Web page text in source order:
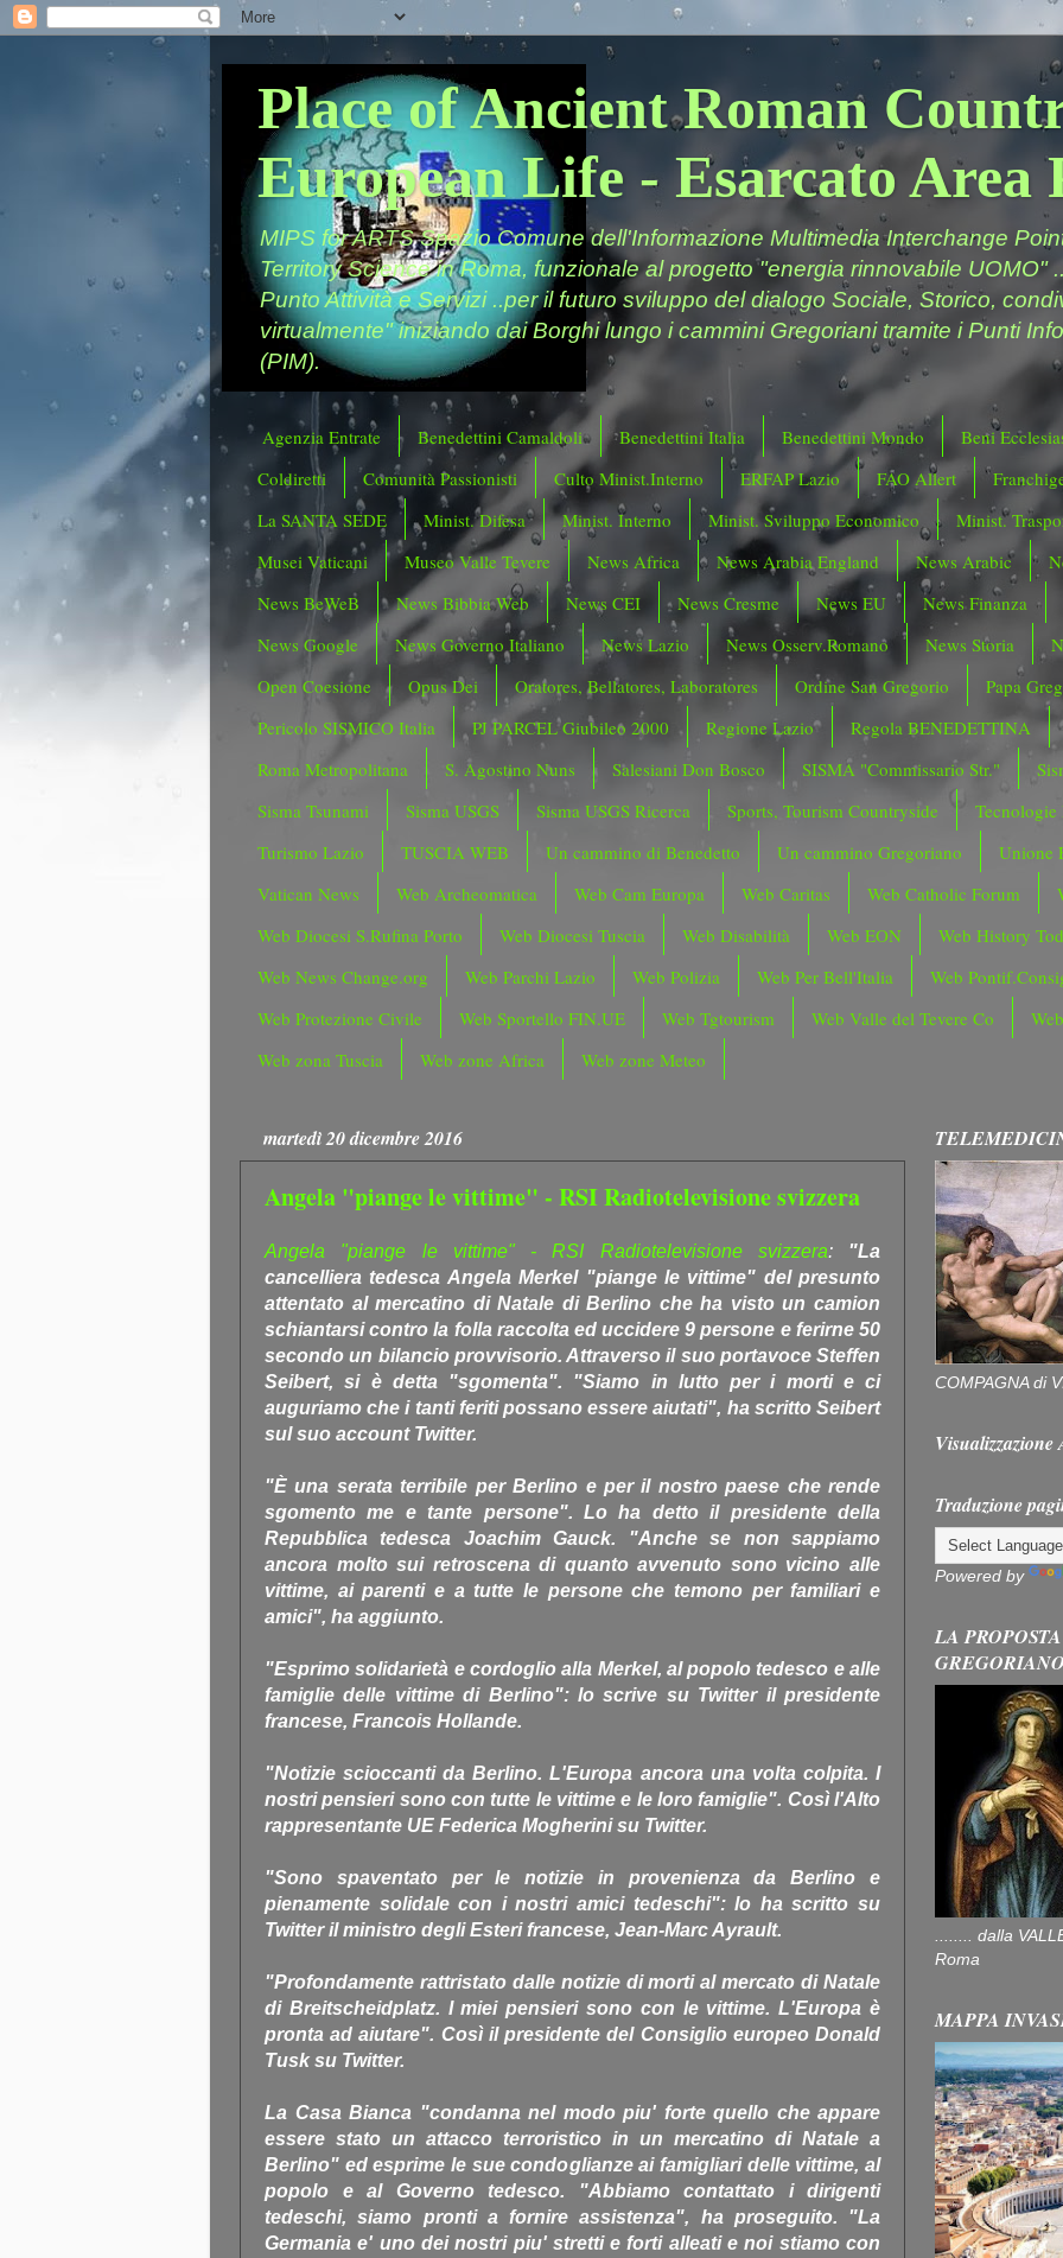
Place of Ancient Roman
European Life - Esarcato Area
MIPS for ARTS Spazio Comune dell'Informazione Multimedia Interchange
Territory Science in Roma, funzionale al progetto "energia rinnovabile UOMO"
Punto Attività e Servizi ..per il futuro sviluppo del dialogo Sociale, Storico,
virtualmente" iniziando dai Borghi lungo i cammini Gregoriani tramite i Punti
(PIM).
Agenzia Entrate Benedettini Camaldoli Benedettini Italia Benedettini Mondo
Beni
Coldiretti
Comunità Passionisti Culto Minist.Interno ERFAP Lazio FAO Allert
La SANTA SEDE
Minist. Difesa Minist. Interno Minist. Sviluppo Economico
Minist.
Musei Vaticani
Museo Valle Tevere News Africa News Arabia England News Arabic
News BeWeB
News Bibbia Web News CEI News Cresme News EU
News Finanza
News Google
News Governo Italiano News Lazio News Osserv.Romano News Storia
Open Coesione
Opus Dei Oratores, Bellatores, Laboratores Ordine San Gregorio
Papa
Pericolo SISMICO Italia
PJ PARCEL Giubileo 2000 Regione Lazio
Regola BENEDETTINA
Roma Metropolitana
S. Agostino Nuns Salesiani Don Bosco SISMA "Commissario Str."
Sisma Tsunami
Sisma USGS Sisma USGS Ricerca Sports, Tourism Countryside
Tecnologie
Turismo Lazio
TUSCIA WEB Un cammino di Benedetto Un cammino Gregoriano
Unione
Vatican News
Web Archeomatica Web Cam Europa Web Caritas Web Catholic Forum
Web Diocesi S.Rufina Porto
Web Diocesi Tuscia Web Disabilità Web EON
Web History
Web News Change.org
Web Parchi Lazio Web Polizia Web Per Bell'Italia
Web
Web Protezione Civile
Web Sportello FIN.UE Web Tgtourism Web Valle del Tevere Co
Web zona Tuscia
Web zone Africa Web zone Meteo
martedì 20 dicembre 2016
Angela "piange le vittime" - RSI Radiotelevisione svizzera
Angela "piange le vittime" - RSI Radiotelevisione svizzera:"La
cancelliera tedesca Angela Merkel "piange le vittime" del presunto
attentato al mercatino di Natale di Berlino che ha visto un camion
schiantarsi contro la folla raccolta ed uccidere 9 persone e ferirne 50
secondo un bilancio provvisorio. Attraverso il suo portavoce Steffen
Seibert, si è detta "sgomenta". "Siamo in lutto per i morti e ci
auguriamo che i tanti feriti possano essere aiutati", ha scritto Seibert
sul suo account Twitter.
"È una serata terribile per Berlino e per il nostro paese che rende
sgomento me e tante persone". Lo ha detto il presidente della
Repubblica tedesca Joachim Gauck. "Anche se non sappiamo
ancora molto sui retroscena di quanto avvenuto sono vicino alle
vittime, ai parenti e a tutte le persone che temono per familiari e
amici", ha aggiunto.
"Esprimo solidarietà e cordoglio alla Merkel, al popolo tedesco e alle
famiglie delle vittime di Berlino": lo scrive su Twitter il presidente
francese, Francois Hollande.
"Notizie scioccanti da Berlino. L'Europa ancora una volta colpita. I
nostri pensieri sono con tutte le vittime e le loro famiglie". Così l'Alto
rappresentante UE Federica Mogherini su Twitter.
"Sono spaventato per le notizie in provenienza da Berlino e
pienamente solidale con i nostri amici tedeschi": lo ha scritto su
Twitter il ministro degli Esteri francese, Jean-Marc Ayrault.
"Profondamente rattristato dalle notizie di morti al mercato di Natale
di Breitscheidplatz. I miei pensieri sono con le vittime. L'Europa è
pronta ad aiutare". Così il presidente del Consiglio europeo Donald
Tusk su Twitter.
La Casa Bianca "condanna nel modo piu' forte quello che appare
essere stato un attacco terroristico in un mercatino di Natale a
Berlino" ed esprime le sue condoglianze ai famigliari delle vittime, al
popolo e al Governo tedesco. "Abbiamo contattato i dirigenti
tedeschi, siamo pronti a fornire assistenza", ha proseguito. "La
Germania e' uno dei nostri piu' stretti e forti alleati e noi stiamo con
COMPAGNA di
Traduzione
Powered by
LA
........ dalla
Roma
MAPPA